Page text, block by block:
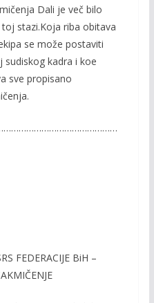
Dali je več bilo
stazi.Koja riba obitava
se može postaviti
sudiskog kadra i koe
sve propisano
FEDERACIJE BiH –